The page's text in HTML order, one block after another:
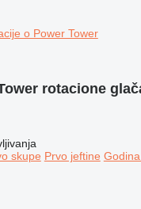
o Power Tower
rotacione
skupe Prvo jeftine